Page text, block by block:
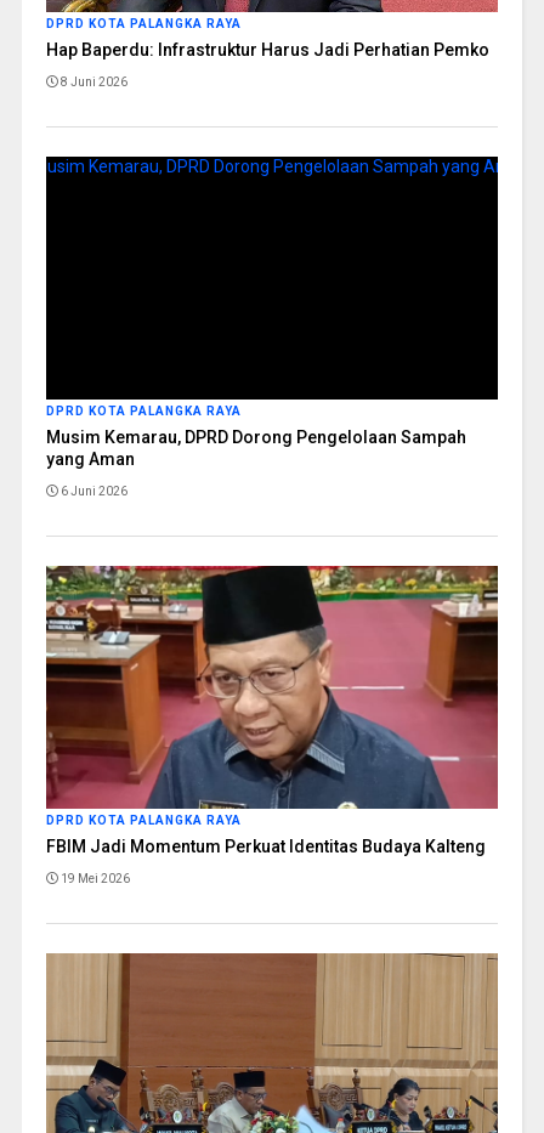
DPRD KOTA PALANGKA RAYA
Hap Baperdu: Infrastruktur Harus Jadi Perhatian Pemko
8 Juni 2026
DPRD KOTA PALANGKA RAYA
Musim Kemarau, DPRD Dorong Pengelolaan Sampah
yang Aman
6 Juni 2026
DPRD KOTA PALANGKA RAYA
FBIM Jadi Momentum Perkuat Identitas Budaya Kalteng
19 Mei 2026